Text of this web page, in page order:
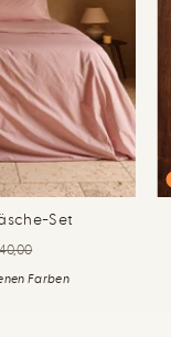
Set
Farben